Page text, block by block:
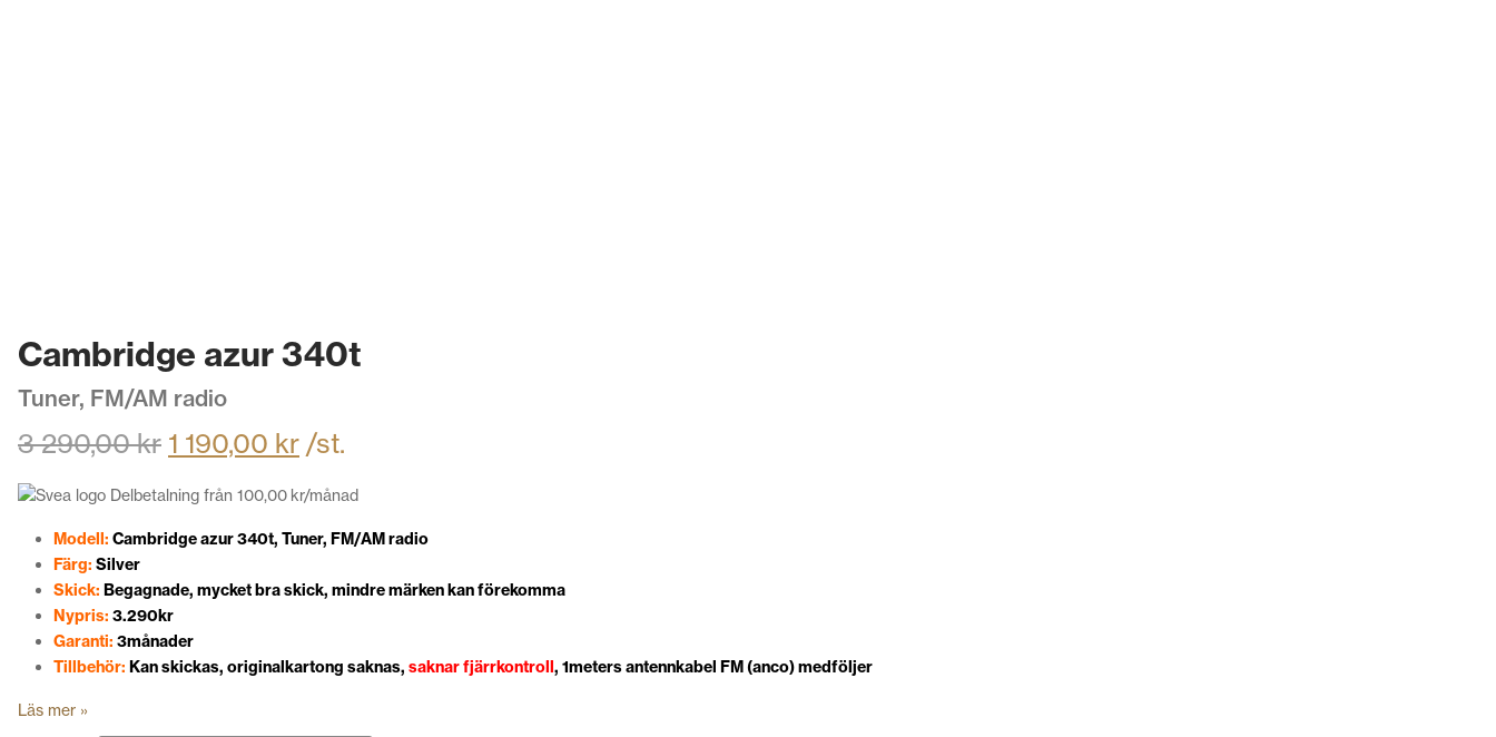
Cambridge azur 340t
Tuner, FM/AM radio
3 290,00kr 1 190,00 kr /st.
Delbetalning från 100,00 kr/månad
Modell: Cambridge azur 340t, Tuner, FM/AM radio
Färg: Silver
Skick: Begagnade, mycket bra skick, mindre märken kan förekomma
Nypris: 3.290kr
Garanti: 3månader
Tillbehör: Kan skickas, originalkartong saknas, saknar fjärrkontroll , 1meters antennkabel FM (anco) medföljer
Läs mer »